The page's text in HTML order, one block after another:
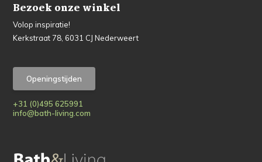
Bezoek onze winkel
Volop inspiratie!
Kerkstraat 78, 6031 CJ Nederweert
Openingstijden
+31 (0)495 625991
info@bath-living.com